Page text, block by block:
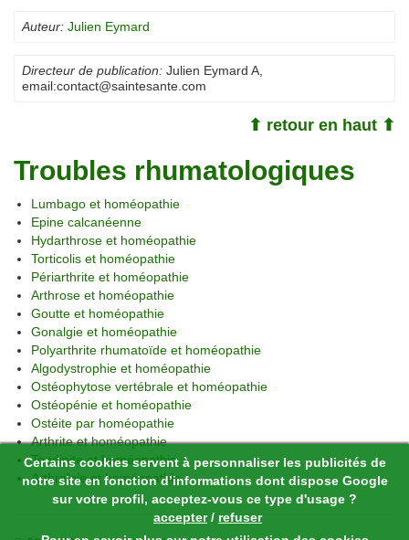
Certains cookies servent à personnaliser les publicités de
notre site en fonction d’informations dont dispose Google
sur votre profil, acceptez-vous ce type d'usage ?
accepter/ refuser
Auteur: Julien Eymard
Directeur de publication: Julien Eymard A
email:contact@saintesante.com
⬆ retour en haut ⬆
Troubles rhumatologiques
Lumbago et homéopathie
Epine calcanéenne
Hydarthrose et homéopathie
Torticolis et homéopathie
Périarthrite et homéopathie
Arthrose et homéopathie
Goutte et homéopathie
Gonalgie et homéopathie
Polyarthrite rhumatoïde et homéopathie
Algodystrophie et homéopathie
Ostéophytose vertébrale et homéopathie
Ostéopénie et homéopathie
Ostéite par homéopathie
Arthrite et homéopathie
Tendinite et homéopathie
Arthralgie et homéopathie